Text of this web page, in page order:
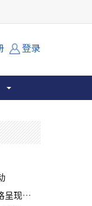
登录
【香港】市场观望氛围浓厚，EMMC部分价格呈现下滑趋势